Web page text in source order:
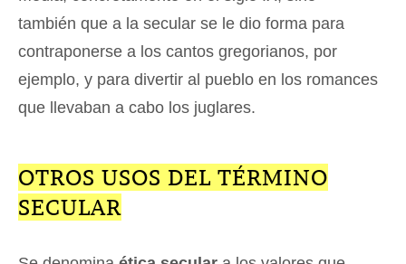
también que a la secular se le dio forma para
contraponerse a los cantos gregorianos, por
ejemplo, y para divertir al pueblo en los romances
que llevaban a cabo los juglares.
OTROS USOS DEL TÉRMINO
SECULAR